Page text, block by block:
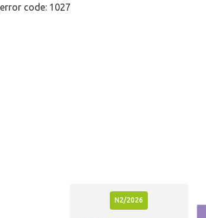
Skip
error code: 1027
N2/2026